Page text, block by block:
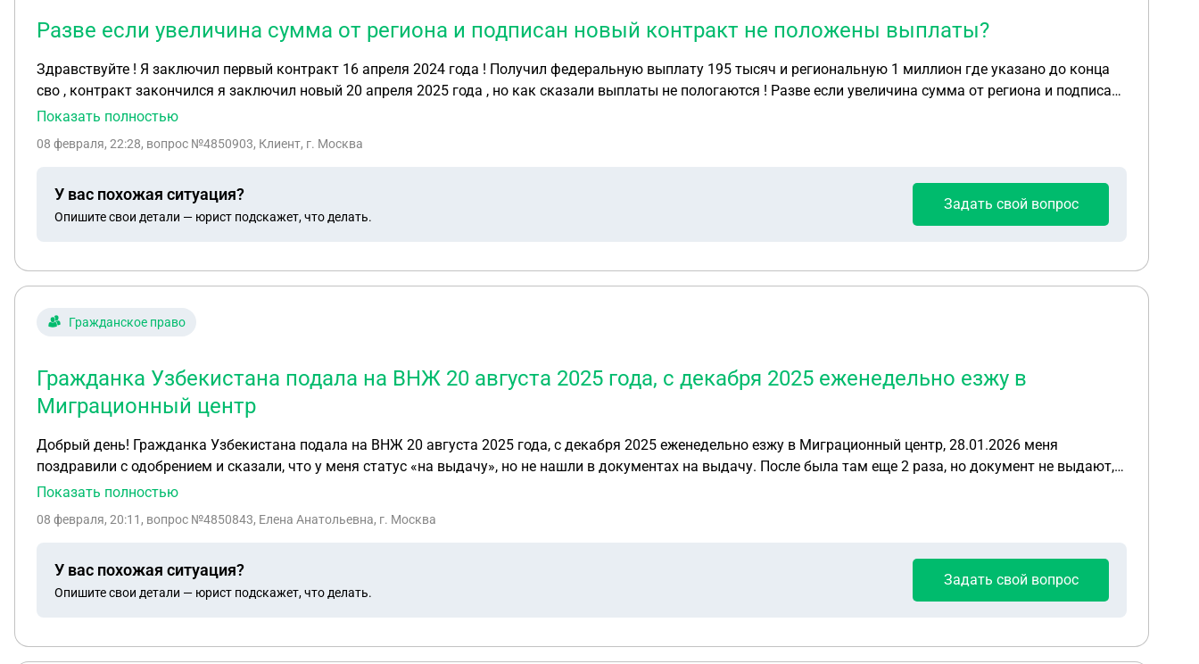
Разве если увеличина сумма от региона и подписан новый контракт не положены выплаты?
Здравствуйте ! Я заключил первый контракт 16 апреля 2024 года ! Получил федеральную выплату 195 тысяч и региональную 1 миллион где указано до конца
сво , контракт закончился я заключил новый 20 апреля 2025 года , но как сказали выплаты не пологаются ! Разве если увеличина сумма от региона и подписан
новый контракт не положены выплаты ?
Показать полностью
08 февраля, 22:28, вопрос №4850903, Клиент, г. Москва
У вас похожая ситуация?
Опишите свои детали — юрист подскажет, что делать.
Задать свой вопрос
Гражданское право
Гражданка Узбекистана подала на ВНЖ 20 августа 2025 года, с декабря 2025 еженедельно езжу в
Миграционный центр
Добрый день! Гражданка Узбекистана подала на ВНЖ 20 августа 2025 года, с декабря 2025 еженедельно езжу в Миграционный центр, 28.01.2026 меня
поздравили с одобрением и сказали, что у меня статус «на выдачу», но не нашли в документах на выдачу. После была там еще 2 раза, но документ не выдают,
потому что не находят. Что это может значить?
Показать полностью
08 февраля, 20:11 , вопрос №4850843, Елена Анатольевна, г. Москва
У вас похожая ситуация?
Опишите свои детали — юрист подскажет, что делать.
Задать свой вопрос